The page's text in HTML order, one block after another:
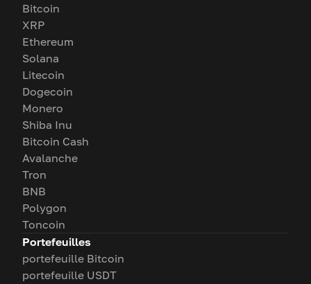
Bitcoin
XRP
Ethereum
Solana
Litecoin
Dogecoin
Monero
Shiba Inu
Bitcoin Cash
Avalanche
Tron
BNB
Polygon
Toncoin
Portefeuilles
portefeuille Bitcoin
portefeuille USDT